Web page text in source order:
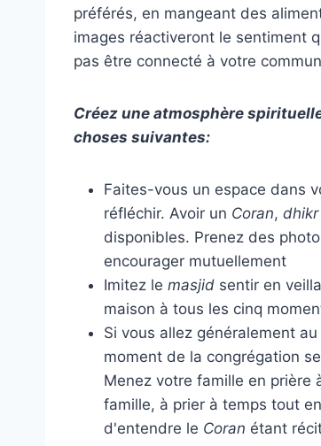
préférés, en mangeant des
images réactiveront le sentiment
pas être connecté à votre
Créez une atmosphère
choses suivantes:
Faites-vous un espace dans
réfléchir. Avoir un Coran, dhikr
disponibles. Prenez des
encourager mutuellement
Imitez le masjid sentir en
maison à tous les cinq
Si vous allez généralement au
moment de la congrégation
Menez votre famille en prière
famille, à prier à temps tout
d'entendre le Coran étant